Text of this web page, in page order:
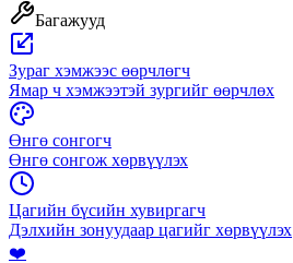
Багажууд
Зураг хэмжээс өөрчлөгч
Ямар ч хэмжээтэй зургийг өөрчлөх
Өнгө сонгогч
Өнгө сонгож хөрвүүлэх
Цагийн бүсийн хувиргагч
Дэлхийн зонуудаар цагийг хөрвүүлэх
❤️